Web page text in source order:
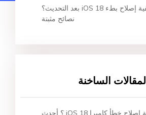
كيفية إصلاح بطء iOS 18 بعد التحديث؟
نصائح مثبتة
المقالات الساخنة
كيفية إصلاح خطأ كاميرا iOS 18 ؟ أحدث